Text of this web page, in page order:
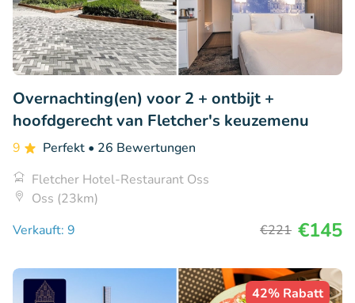
Overnachting(en) voor 2 + ontbijt +
hoofdgerecht van Fletcher's keuzemenu
9 Perfekt • 26 Bewertungen
Fletcher Hotel-Restaurant Oss
Oss (23km)
Verkauft: 9
€221 €145
42% Rabatt